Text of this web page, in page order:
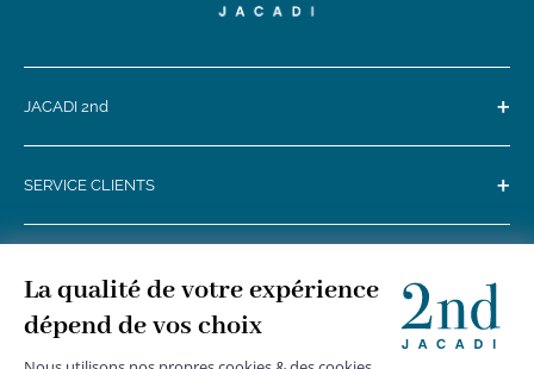
JACADI 2nd +
SERVICE CLIENTS +
DONNÉES PERSONNELLES